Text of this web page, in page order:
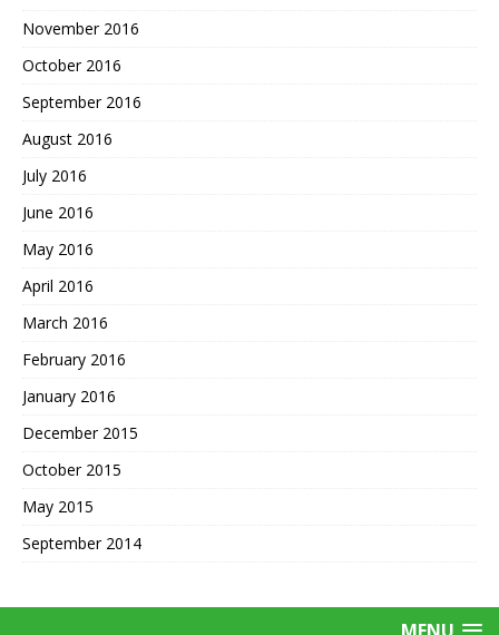
November 2016
October 2016
September 2016
August 2016
July 2016
June 2016
May 2016
April 2016
March 2016
February 2016
January 2016
December 2015
October 2015
May 2015
September 2014